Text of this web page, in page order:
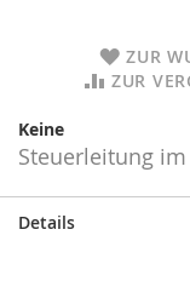
ZUR
ZUR
Keine
Steuerleitung
Details